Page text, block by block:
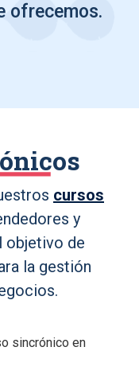
ofrecemos.
cursos
y
objetivo de
la gestión
sincrónico en